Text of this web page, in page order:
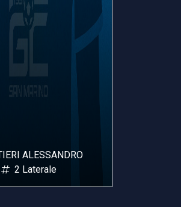
EMANUELE
3 Laterale